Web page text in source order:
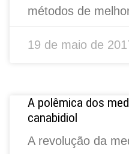
métodos de
19 de maio de
A polêmica dos
canabidiol
A revolução da